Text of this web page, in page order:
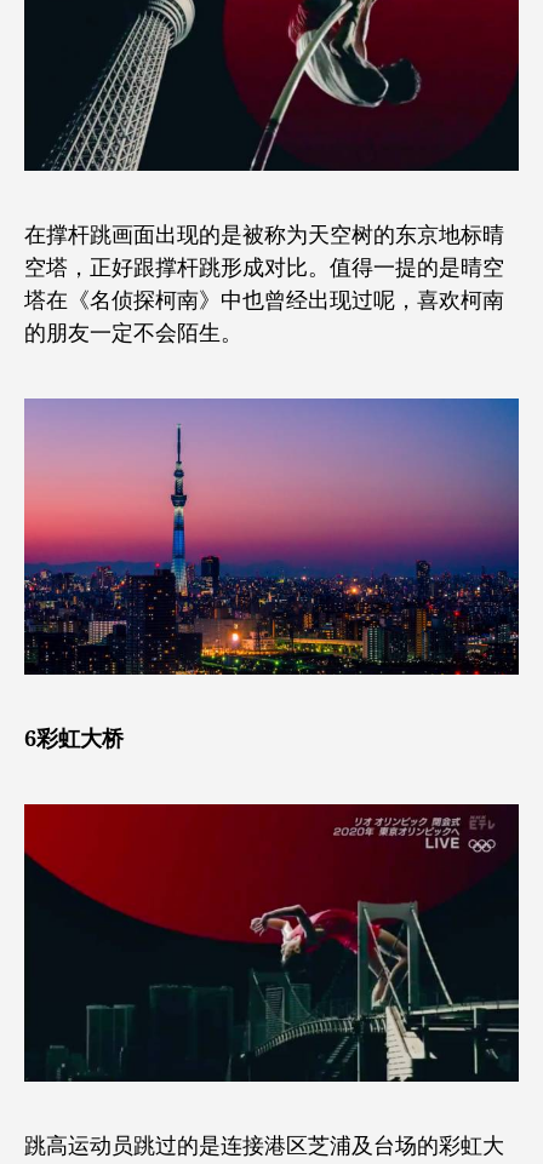
在撑杆跳画面出现的是被称为天空树的东京地标晴
空塔，正好跟撑杆跳形成对比。值得一提的是晴空
塔在《名侦探柯南》中也曾经出现过呢，喜欢柯南
的朋友一定不会陌生。
6彩虹大桥
跳高运动员跳过的是连接港区芝浦及台场的彩虹大